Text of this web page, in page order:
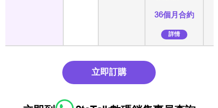
36個月合約
詳情
立即訂購